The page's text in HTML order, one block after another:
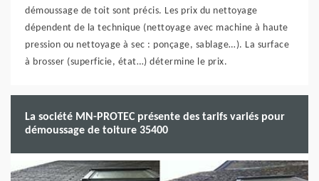
démoussage de toit sont précis. Les prix du nettoyage
dépendent de la technique (nettoyage avec machine à haute
pression ou nettoyage à sec : ponçage, sablage…). La surface
à brosser (superficie, état…) détermine le prix.
La société MN-PROTEC présente des tarifs variés pour
démoussage de toiture 35400